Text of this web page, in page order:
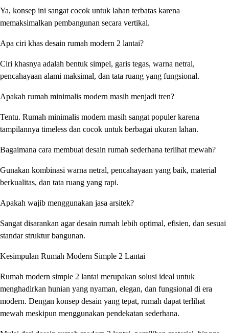
Ya, konsep ini sangat cocok untuk lahan terbatas karena
memaksimalkan pembangunan secara vertikal.
Apa ciri khas desain rumah modern 2 lantai?
Ciri khasnya adalah bentuk simpel, garis tegas, warna netral,
pencahayaan alami maksimal, dan tata ruang yang fungsional.
Apakah rumah minimalis modern masih menjadi tren?
Tentu. Rumah minimalis modern masih sangat populer karena
tampilannya timeless dan cocok untuk berbagai ukuran lahan.
Bagaimana cara membuat desain rumah sederhana terlihat mewah?
Gunakan kombinasi warna netral, pencahayaan yang baik, material
berkualitas, dan tata ruang yang rapi.
Apakah wajib menggunakan jasa arsitek?
Sangat disarankan agar desain rumah lebih optimal, efisien, dan sesuai
standar struktur bangunan.
Kesimpulan Rumah Modern Simple 2 Lantai
Rumah modern simple 2 lantai merupakan solusi ideal untuk
menghadirkan hunian yang nyaman, elegan, dan fungsional di era
modern. Dengan konsep desain yang tepat, rumah dapat terlihat
mewah meskipun menggunakan pendekatan sederhana.